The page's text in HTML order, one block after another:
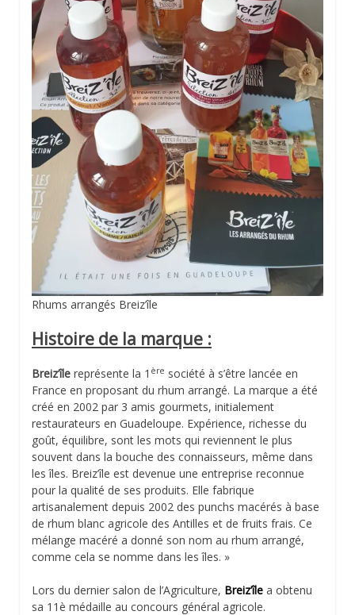
Rhums arrangés Breiz’île
Histoire de la marque :
Breiz’île représente la 1 ère société à s’être lancée en
France en proposant du rhum arrangé. La marque a été
créé en 2002 par 3 amis gourmets, initialement
restaurateurs en Guadeloupe. Expérience, richesse du
goût, équilibre, sont les mots qui reviennent le plus
souvent dans la bouche des connaisseurs, même dans
les îles. Breiz’île est devenue une entreprise reconnue
pour la qualité de ses produits. Elle fabrique
artisanalement depuis 2002 des punchs macérés à base
de rhum blanc agricole des Antilles et de fruits frais. Ce
mélange macéré a donné son nom au rhum arrangé,
comme cela se nomme dans les îles. »
Lors du dernier salon de l’Agriculture, Breiz’île a obtenu
sa 11è médaille au concours général agricole.